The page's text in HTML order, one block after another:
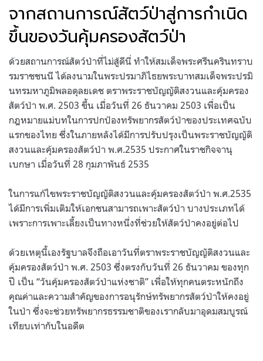
จากสถานการณ์สัตว์ป่าสู่การกำเนิด
ขึ้นของวันคุ้มครองสัตว์ป่า
ด้วยสถานการณ์สัตว์ป่าที่ไม่สู้ดีนี่ ทำให้สมเด็จพระศรีนครินทราบ
รมราชชนนี ได้ลงนามในพระปรมาภิไธยพระบาทสมเด็จพระปรมิ
นทรมหาภูมิพลอดุลยเดช ตราพระราชบัญญัติสงวนและคุ้มครอง
สัตว์ป่า พ.ศ. 2503 ขึ้น เมื่อวันที่ 26 ธันวาคม 2503 เพื่อเป็น
กฎหมายแม่บทในการปกป้องทรัพยากรสัตว์ป่าของประเทศฉบับ
แรกของไทย ซึ่งในภายหลังได้มีการปรับปรุงเป็นพระราชบัญญัติ
สงวนและคุ้มครองสัตว์ป่า พ.ศ.2535 ประกาศในราชกิจจานุ
เบกษา เมื่อวันที่ 28 กุมภาพันธ์ 2535
ในการแก้ไขพระราชบัญญัติสงวนและคุ้มครองสัตว์ป่า พ.ศ.2535
ได้มีการเพิ่มเติมให้เอกชนสามารถเพาะสัตว์ป่า บางประเภทได้
เพราะการเพาะเลี้ยงเป็นทางหนึ่งที่ช่วยให้สัตว์ป่าคงอยู่ต่อไป
ด้วยเหตุนี้เองรัฐบาลจึงถือเอาวันที่ตราพระราชบัญญัติสงวนและ
คุ้มครองสัตว์ป่า พ.ศ. 2503 ซึ่งตรงกับวันที่ 26 ธันวาคม ของทุก
ปี เป็น “วันคุ้มครองสัตว์ป่าแห่งชาติ” เพื่อให้ทุกคนตระหนักถึง
คุณค่าและความสำคัญของการอนุรักษ์ทรัพยากรสัตว์ป่าให้คงอยู่
ในป่า ซึ่งจะช่วยทรัพยากรธรรมชาติของเรากลับมาอุดมสมบูรณ์
เทียบเท่ากับในอดีต